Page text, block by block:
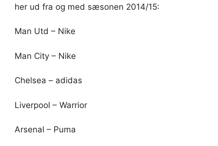
her ud fra og med sæsonen 2014/15:
Man Utd – Nike
Man City – Nike
Chelsea – adidas
Liverpool – Warrior
Arsenal – Puma